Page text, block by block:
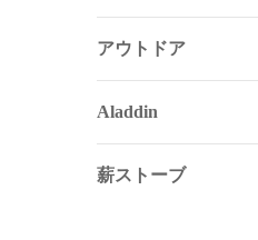
アウトドア
Aladdin
薪ストーブ